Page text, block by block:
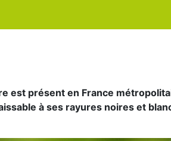
est présent en France
à ses rayures noires et